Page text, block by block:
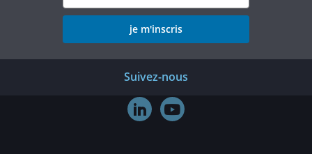
je m'inscris
Suivez-nous
 